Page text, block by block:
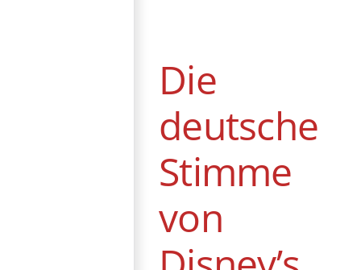
Die
deutsche
Stimme
von